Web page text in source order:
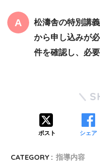
松濤舎の特別講
から申し込みが
件を確認し、必
ポスト シェア
CATEGORY : 指導内容